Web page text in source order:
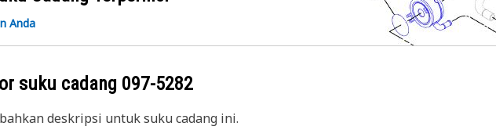
Anda
suku cadang 097-5282
deskripsi untuk suku cadang ini.